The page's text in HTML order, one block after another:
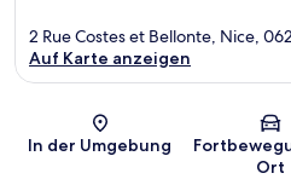
2 Rue Costes et Bellonte, Nice,
Auf Karte anzeigen
In der Umgebung
Ort